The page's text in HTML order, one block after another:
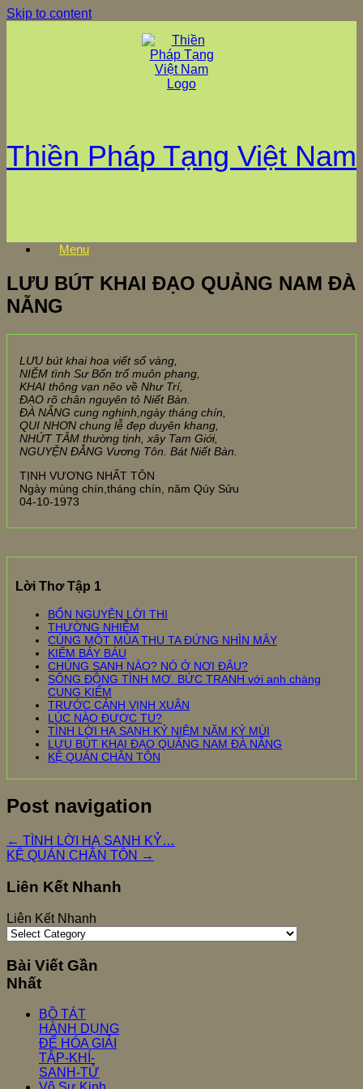
Skip to content
Thiền Pháp Tạng Việt Nam
Menu
LƯU BÚT KHAI ĐẠO QUẢNG NAM ĐÀ
NẴNG
LƯU bút khai hoa viết sổ vàng,
NIỆM tình Sư Bổn trổ muôn phang,
KHAI thông vạn nẽo về Như Trí,
ĐẠO rõ chân nguyên tỏ Niết Bàn.
ĐÀ NẴNG cung nghinh,ngày tháng chín,
QUI NHƠN chung lễ đẹp duyên khang,
NHỨT TÂM thường tịnh, xây Tam Giới,
NGUYỆN ĐẲNG Vương Tôn. Bát Niết Bàn.
TỊNH VƯƠNG NHẤT TÔN
Ngày mùng chín,tháng chín, năm Qúy Sửu
04-10-1973
Lời Thơ Tập 1
BỔN NGUYỆN LỜI THI
THƯỜNG NHIỄM
CÙNG MỘT MÙA THU TA ĐỨNG NHÌN MÂY
KIẾM BẢY BÁU
CHÚNG SANH NÀO? NÓ Ở NƠI ĐÂU?
SỐNG ĐỘNG TÌNH MƠ. BỨC TRANH với anh chàng
CUNG KIẾM
TRƯỚC CẢNH VỊNH XUÂN
LÚC NÀO ĐƯỢC TU?
TÌNH LỜI HẠ SANH KỶ NIỆM NĂM KỶ MÙI
LƯU BÚT KHAI ĐẠO QUẢNG NAM ĐÀ NẴNG
KỆ QUÁN CHÂN TÔN
Post navigation
← TÌNH LỜI HẠ SANH KỶ…
KỆ QUÁN CHÂN TÔN →
Liên Kết Nhanh
Liên Kết Nhanh
Bài Viết Gần
Nhất
BỒ TÁT
HÀNH DỤNG
ĐỂ HÓA GIẢI
TẬP-KHÍ-
SANH-TỬ